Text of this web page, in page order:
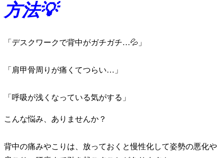
方法💡
「デスクワークで背中がガチガチ…💦」
「肩甲骨周りが痛くてつらい…」
「呼吸が浅くなっている気がする」
こんな悩み、ありませんか？
背中の痛みやこりは、放っておくと慢性化して姿勢の悪化や